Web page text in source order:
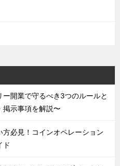
ー開業で守るべき3つのルールと
掲示事項を解説〜
必見！コインオペレーション
ド